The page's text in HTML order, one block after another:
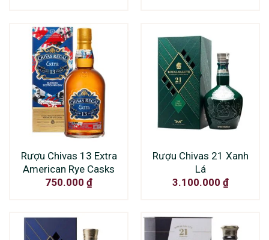
Rượu Chivas 13 Extra
American Rye Casks
750.000 ₫
Rượu Chivas 21 Xanh
Lá
3.100.000 ₫